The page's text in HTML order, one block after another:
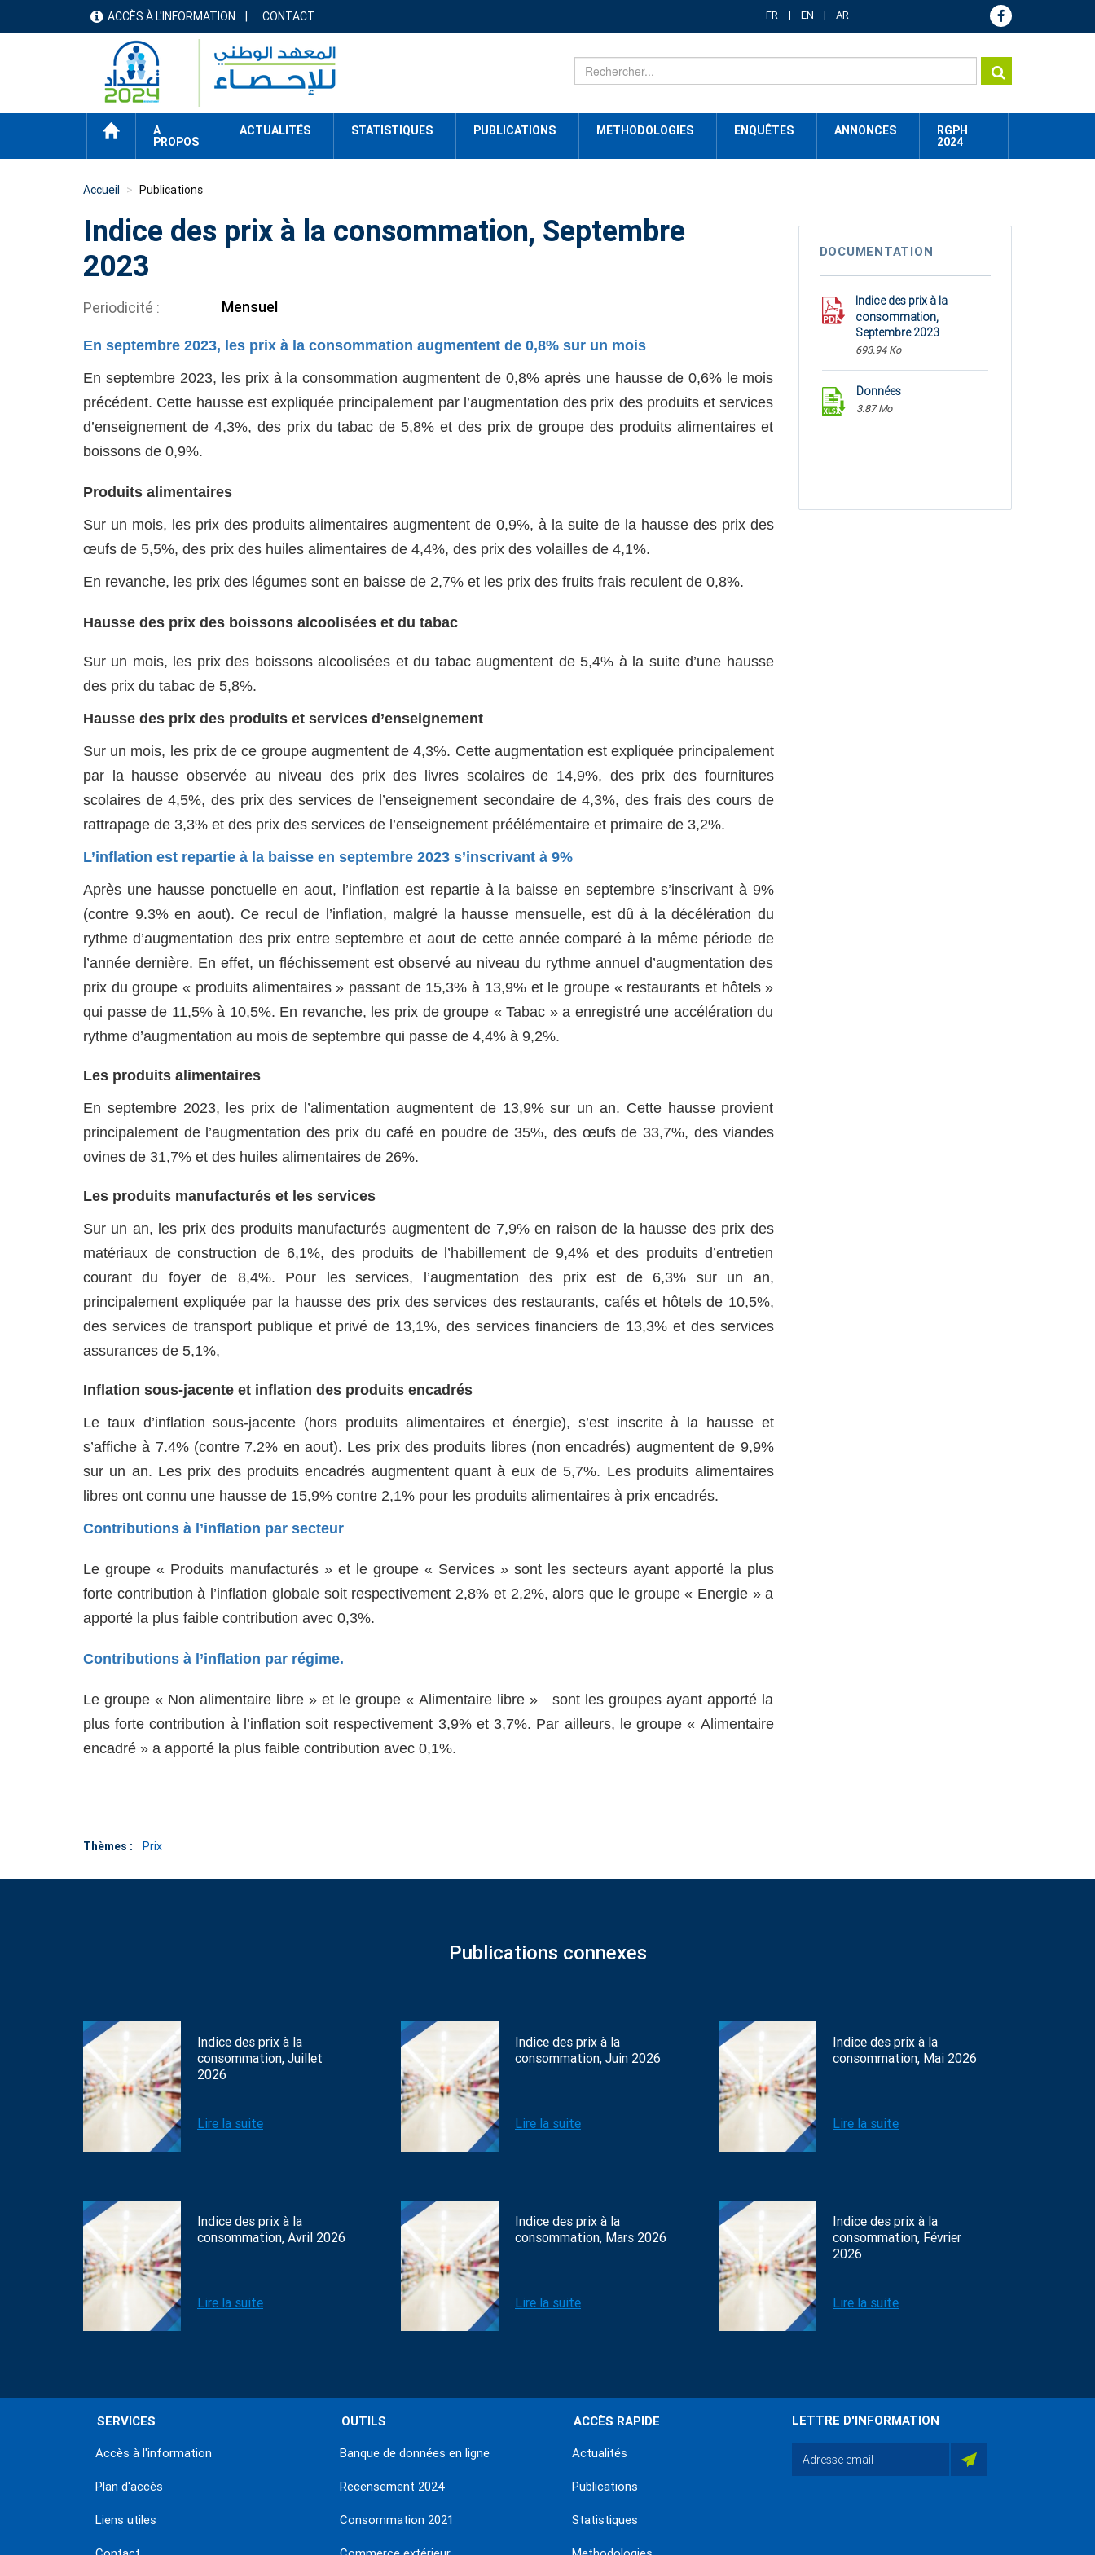
menu
header
ACCÈS À L'INFORMATION CONTACT FR EN AR
ACCUEIL
A
PROPOS
ACTUALITÉS STATISTIQUES PUBLICATIONS METHODOLOGIES ENQUÊTES ANNONCES
RGPH
2024
Accueil Publications
Indice des prix à la consommation, Septembre
2023
Periodicité Mensuel
En septembre 2023, les prix à la consommation augmentent de 0,8% sur un mois
En septembre 2023, les prix à la consommation augmentent de 0,8% après une hausse de 0,6% le mois
précédent. Cette hausse est expliquée principalement par l’augmentation des prix des produits et services
d’enseignement de 4,3%, des prix du tabac de 5,8% et des prix de groupe des produits alimentaires et
boissons de 0,9%.
Produits alimentaires
Sur un mois, les prix des produits alimentaires augmentent de 0,9%, à la suite de la hausse des prix des
œufs de 5,5%, des prix des huiles alimentaires de 4,4%, des prix des volailles de 4,1%.
En revanche, les prix des légumes sont en baisse de 2,7% et les prix des fruits frais reculent de 0,8%.
Hausse des prix des boissons alcoolisées et du tabac
Sur un mois, les prix des boissons alcoolisées et du tabac augmentent de 5,4% à la suite d’une hausse
des prix du tabac de 5,8%.
Hausse des prix des produits et services d’enseignement
Sur un mois, les prix de ce groupe augmentent de 4,3%. Cette augmentation est expliquée principalement
par la hausse observée au niveau des prix des livres scolaires de 14,9%, des prix des fournitures
scolaires de 4,5%, des prix des services de l’enseignement secondaire de 4,3%, des frais des cours de
rattrapage de 3,3% et des prix des services de l’enseignement préélémentaire et primaire de 3,2%.
L’inflation est repartie à la baisse en septembre 2023 s’inscrivant à 9%
Après une hausse ponctuelle en aout, l’inflation est repartie à la baisse en septembre s’inscrivant à 9%
(contre 9.3% en aout). Ce recul de l’inflation, malgré la hausse mensuelle, est dû à la décélération du
rythme d’augmentation des prix entre septembre et aout de cette année comparé à la même période de
l’année dernière. En effet, un fléchissement est observé au niveau du rythme annuel d’augmentation des
prix du groupe « produits alimentaires » passant de 15,3% à 13,9% et le groupe « restaurants et hôtels »
qui passe de 11,5% à 10,5%. En revanche, les prix de groupe « Tabac » a enregistré une accélération du
rythme d’augmentation au mois de septembre qui passe de 4,4% à 9,2%.
Les produits alimentaires
En septembre 2023, les prix de l’alimentation augmentent de 13,9% sur un an. Cette hausse provient
principalement de l’augmentation des prix du café en poudre de 35%, des œufs de 33,7%, des viandes
ovines de 31,7% et des huiles alimentaires de 26%.
Les produits manufacturés et les services
Sur un an, les prix des produits manufacturés augmentent de 7,9% en raison de la hausse des prix des
matériaux de construction de 6,1%, des produits de l’habillement de 9,4% et des produits d’entretien
courant du foyer de 8,4%. Pour les services, l’augmentation des prix est de 6,3% sur un an,
principalement expliquée par la hausse des prix des services des restaurants, cafés et hôtels de 10,5%,
des services de transport publique et privé de 13,1%, des services financiers de 13,3% et des services
assurances de 5,1%,
Inflation sous-jacente et inflation des produits encadrés
Le taux d’inflation sous-jacente (hors produits alimentaires et énergie), s’est inscrite à la hausse et
s’affiche à 7.4% (contre 7.2% en aout). Les prix des produits libres (non encadrés) augmentent de 9,9%
sur un an. Les prix des produits encadrés augmentent quant à eux de 5,7%. Les produits alimentaires
libres ont connu une hausse de 15,9% contre 2,1% pour les produits alimentaires à prix encadrés.
Contributions à l’inflation par secteur
Le groupe « Produits manufacturés » et le groupe « Services » sont les secteurs ayant apporté la plus
forte contribution à l’inflation globale soit respectivement 2,8% et 2,2%, alors que le groupe « Energie » a
apporté la plus faible contribution avec 0,3%.
Contributions à l’inflation par régime.
Le groupe « Non alimentaire libre » et le groupe « Alimentaire libre » sont les groupes ayant apporté la
plus forte contribution à l’inflation soit respectivement 3,9% et 3,7%. Par ailleurs, le groupe « Alimentaire
encadré » a apporté la plus faible contribution avec 0,1%.
Thèmes : Prix
DOCUMENTATION
Indice des prix à la
consommation,
Septembre 2023
693.94 Ko
Données
3.87 Mo
Publications connexes
Indice des prix à la
consommation, Juillet
2026
Lire la suite
Indice des prix à la
consommation, Juin 2026
Lire la suite
Indice des prix à la
consommation, Mai 2026
Lire la suite
Indice des prix à la
consommation, Avril 2026
Lire la suite
Indice des prix à la
consommation, Mars 2026
Lire la suite
Indice des prix à la
consommation, Février
2026
Lire la suite
SERVICES
Accès à l'information
Plan d'accès
Liens utiles
OUTILS
Banque de données en ligne
Recensement 2024
Consommation 2021
ACCÈS RAPIDE
Actualités
Publications
Statistiques
LETTRE D'INFORMATION